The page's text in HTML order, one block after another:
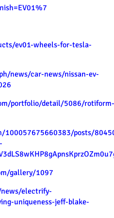
ev01-wheels-for-tesla-
news/car-news/nissan-ev-
portfolio/detail/5086/rotiform-
100057675660383/posts/
gallery/1097
electrify-
uniqueness-jeff-blake-